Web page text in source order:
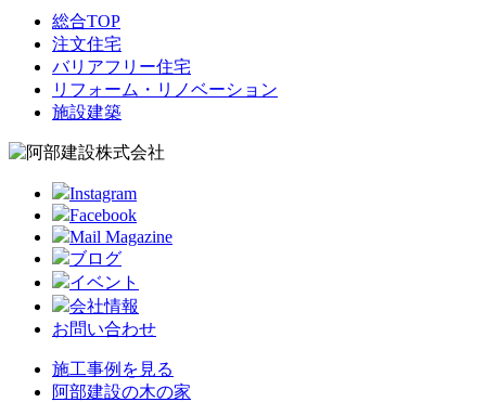
総合TOP
注文住宅
バリアフリー住宅
リフォーム・リノベーション
施設建築
Instagram
Facebook
Mail Magazine
ブログ
イベント
会社情報
お問い合わせ
施工事例を見る
阿部建設の木の家